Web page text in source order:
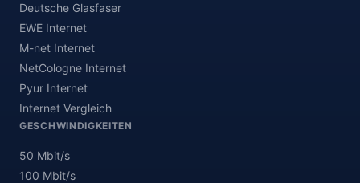
Deutsche Glasfaser
EWE Internet
M-net Internet
NetCologne Internet
Pyur Internet
Internet Vergleich
GESCHWINDIGKEITEN
50 Mbit/s
100 Mbit/s